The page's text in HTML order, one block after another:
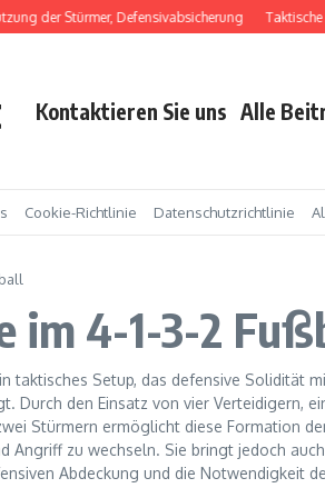
Stürmer, Defensivabsicherung Taktische
Kontaktieren Sie uns Alle
Cookie-Richtlinie Datenschutzrichtlinie
im 4-1-3-2
taktisches Setup, das defensive Solidität
Durch den Einsatz von vier Verteidigern,
Stürmern ermöglicht diese Formation
Angriff zu wechseln. Sie bringt jedoch
Abdeckung und die Notwendigkeit